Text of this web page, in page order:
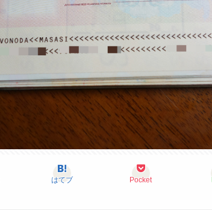
はてブ Pocket